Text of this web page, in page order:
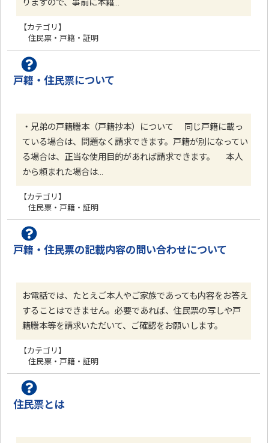
りますので、事前に本籍…
【カテゴリ】
住民票・戸籍・証明
戸籍・住民票について
・兄弟の戸籍謄本（戸籍抄本）について 同じ戸籍に載っ
ている場合は、問題なく請求できます。戸籍が別になってい
る場合は、正当な使用目的があれば請求できます。 本人
から頼まれた場合は…
【カテゴリ】
住民票・戸籍・証明
戸籍・住民票の記載内容の問い合わせについて
お電話では、たとえご本人やご家族であっても内容をお答え
することはできません。必要であれば、住民票の写しや戸
籍謄本等を請求いただいて、ご確認をお願いします。
【カテゴリ】
住民票・戸籍・証明
住民票とは